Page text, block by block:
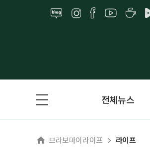
전체뉴스
브라보마이라이프 라이프